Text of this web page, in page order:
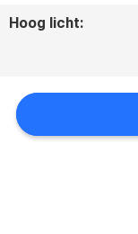
SHOPPING
LINE
Hoog licht: